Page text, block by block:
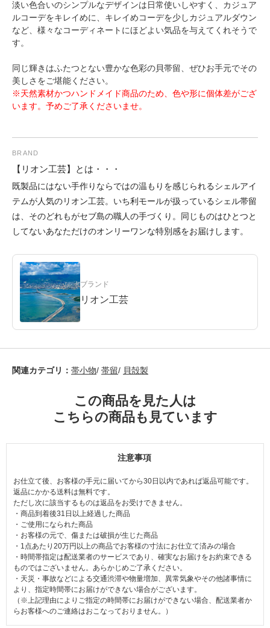
淡い色合いのシンプルなデザインは日常使いしやすく、カジュア
ルコーデをキレイめに、キレイめコーデを少しカジュアルダウン
など、様々なコーディネートにほどよい気品を与えてくれそうで
す。
同じ輝きはふたつとない豊かな色彩の貝帯留、ぜひお手元でその
美しさをご堪能ください。
※天然素材かつハンドメイド商品のため、色や形に個体差がござ
います。予めご了承くださいませ。
BRAND
【リオン工芸】とは・・・
既製品にはない手作りならではの温もりを感じられるシェルアイ
テムが人気のリオン工芸。いち利モールが扱っているシェル帯留
は、そのどれもがセブ島の職人の手づくり。同じものはひとつと
してないあなただけのオンリーワンな特別感をお届けします。
ブランド
リオン工芸
関連カテゴリ： 帯小物/ 帯留/ 貝殻製
この商品を見た人は
こちらの商品も見ています
注意事項
お仕立て後、お客様の手元に届いてから30日以内であれば返品可能です。
返品にかかる送料は無料です。
ただし次に該当するものは返品をお受けできません。
・商品到着後31日以上経過した商品
・ご使用になられた商品
・お客様の元で、傷または破損が生じた商品
・1点あたり20万円以上の商品でお客様の寸法にお仕立て済みの場合
・時間帯指定は配送業者のサービスであり、確実なお届けをお約束できる
ものではございません。あらかじめご了承ください。
・天災・事故などによる交通渋滞や物量増加、異常気象やその他諸事情に
より、指定時間帯にお届けができない場合がございます。
（※上記理由によりご指定の時間帯にお届けができない場合、配送業者か
らお客様へのご連絡はおこなっておりません。）